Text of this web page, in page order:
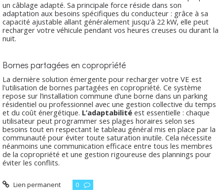
un câblage adapté. Sa principale force réside dans son
adaptation aux besoins spécifiques du conducteur : grâce à sa
capacité ajustable allant généralement jusqu'à 22 kW, elle peut
recharger votre véhicule pendant vos heures creuses ou durant la
nuit.
Bornes partagées en copropriété
La dernière solution émergente pour recharger votre VE est
l'utilisation de bornes partagées en copropriété. Ce système
repose sur l’installation commune d’une borne dans un parking
résidentiel ou professionnel avec une gestion collective du temps
et du coût énergétique. L’adaptabilité est essentielle : chaque
utilisateur peut programmer ses plages horaires selon ses
besoins tout en respectant le tableau général mis en place par la
communauté pour éviter toute saturation inutile. Cela nécessite
néanmoins une communication efficace entre tous les membres
de la copropriété et une gestion rigoureuse des plannings pour
éviter les conflits.
Lien permanent
0